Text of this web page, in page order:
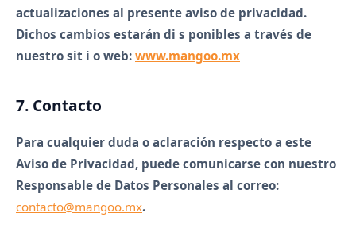
actualizaciones al presente aviso de privacidad.
Dichos cambios estarán di s ponibles a través de
nuestro sit i o web: www.mangoo.mx
7. Contacto
Para cualquier duda o aclaración respecto a este
Aviso de Privacidad, puede comunicarse con nuestro
Responsable de Datos Personales al correo:
contacto@mangoo.mx.